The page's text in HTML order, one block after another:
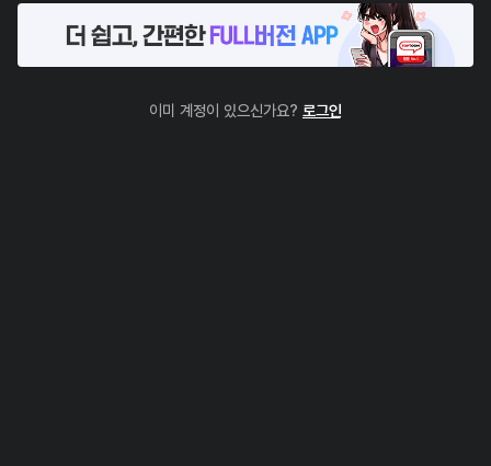
이미 계정이 있으신가요? 로그인